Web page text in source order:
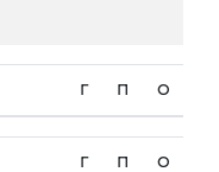
Г П О
Г П О